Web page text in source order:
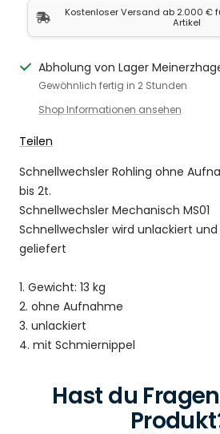
Kostenloser Versand ab 2.000 €
Artikel
Abholung von Lager
Gewöhnlich fertig in 2 Stunden
Shop Informationen ansehen
Teilen
Schnellwechsler Rohling ohne
bis 2t.
Schnellwechsler Mechanisch MS01
Schnellwechsler wird unlackiert
geliefert
1. Gewicht: 13 kg
2. ohne Aufnahme
3. unlackiert
4. mit Schmiernippel
Hast du